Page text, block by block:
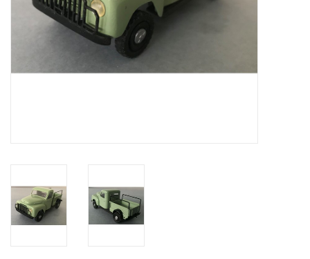
NEUE ZEITSCHRIFTEN
ABONNEMENT DER